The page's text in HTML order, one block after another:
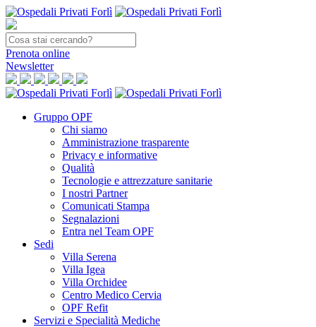
Prenota online
Newsletter
Gruppo OPF
Chi siamo
Amministrazione trasparente
Privacy e informative
Qualità
Tecnologie e attrezzature sanitarie
I nostri Partner
Comunicati Stampa
Segnalazioni
Entra nel Team OPF
Sedi
Villa Serena
Villa Igea
Villa Orchidee
Centro Medico Cervia
OPF Refit
Servizi e Specialità Mediche